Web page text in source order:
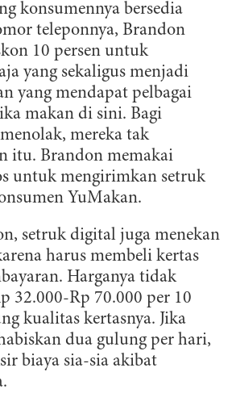
konsumennya bersedia
teleponnya, Brandon
10 persen untuk
yang sekaligus menjadi
yang mendapat pelbagai
makan di sini. Bagi
mereka tak
itu. Brandon memakai
untuk mengirimkan setruk
YuMakan.
setruk digital juga menekan
harus membeli kertas
Harganya tidak
32.000-Rp 70.000 per 10
kualitas kertasnya. Jika
dua gulung per hari,
biaya sia-sia akibat